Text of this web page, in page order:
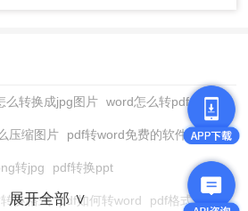
么转换成jpg图片 word怎么转pdf
压缩图片 pdf转word免费的软件
转jpg pdf转换ppt
换格式 pdf如何转word pdf格式转换
展开全部 ∨